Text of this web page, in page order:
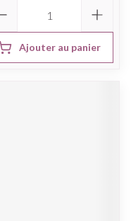
Ajouter au panier